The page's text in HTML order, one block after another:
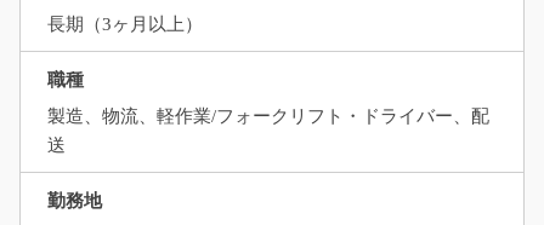
長期（3ヶ月以上）
職種
製造、物流、軽作業/フォークリフト・ドライバー、配
送
勤務地